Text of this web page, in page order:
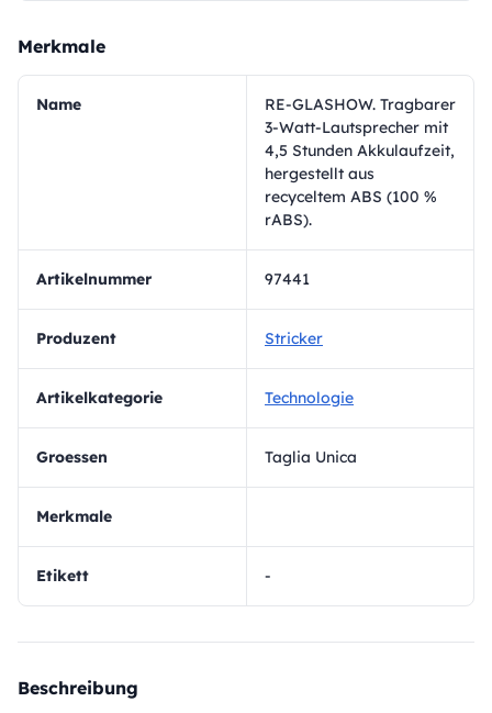
Merkmale
Name
RE-GLASHOW. Tragbarer
3-Watt-Lautsprecher mit
4,5 Stunden Akkulaufzeit,
hergestellt aus
recyceltem ABS (100 %
rABS).
Artikelnummer 97441
Produzent Stricker
Artikelkategorie Technologie
Groessen Taglia Unica
Merkmale
Etikett -
Beschreibung